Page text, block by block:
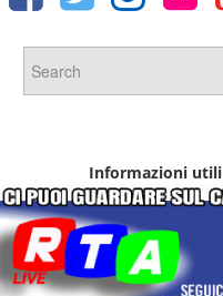
Informazioni utili